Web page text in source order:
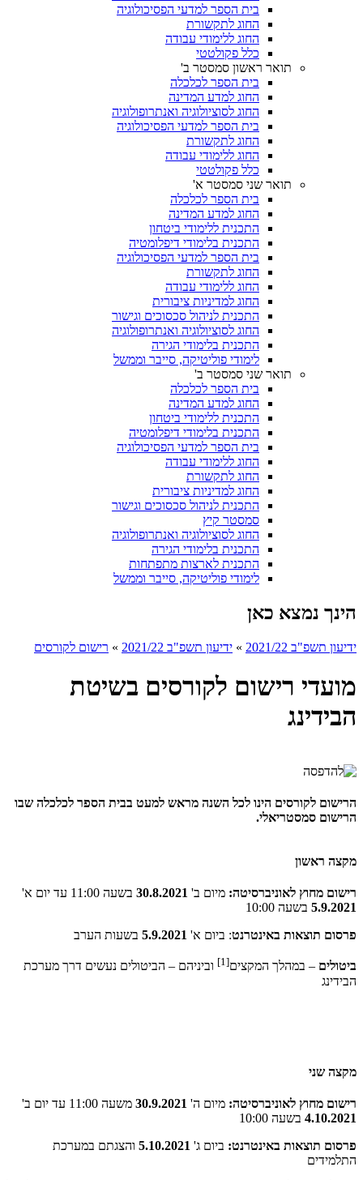
בית הספר למדעי הפסיכולוגיה
החוג לתקשורת
החוג ללימודי עבודה
כלל פקולטטי
תואר ראשון סמסטר ב'
בית הספר לכלכלה
החוג למדע המדינה
החוג לסוציולוגיה ואנתרופולוגיה
בית הספר למדעי הפסיכולוגיה
החוג לתקשורת
החוג ללימודי עבודה
כלל פקולטטי
תואר שני סמסטר א'
בית הספר לכלכלה
החוג למדע המדינה
התכנית ללימודי ביטחון
התכנית בלימודי דיפלומטיה
בית הספר למדעי הפסיכולוגיה
החוג לתקשורת
החוג ללימודי עבודה
החוג למדיניות ציבורית
התכנית לניהול סכסוכים וגישור
החוג לסוציולוגיה ואנתרופולוגיה
התכנית בלימודי הגירה
לימודי פוליטיקה, סייבר וממשל
תואר שני סמסטר ב'
בית הספר לכלכלה
החוג למדע המדינה
התכנית ללימודי ביטחון
התכנית בלימודי דיפלומטיה
בית הספר למדעי הפסיכולוגיה
החוג ללימודי עבודה
החוג לתקשורת
החוג למדיניות ציבורית
התכנית לניהול סכסוכים וגישור
סמסטר קיץ
החוג לסוציולוגיה ואנתרופולוגיה
התכנית בלימודי הגירה
התכנית לארצות מתפתחות
לימודי פוליטיקה, סייבר וממשל
הינך נמצא כאן
ידיעון תשפ"ב 2021/22 » ידיעון תשפ"ב 2021/22 » רישום לקורסים
מועדי רישום לקורסים בשיטת
הבידינג
הרישום לקורסים הינו לכל השנה מראש למעט בבית הספר לכלכלה שבו
הרישום סמסטריאלי.
מקצה ראשון
רישום מחוץ לאוניברסיטה: מיום ב' 30.8.2021 בשעה 11:00 עד יום א'
5.9.2021 בשעה 10:00
פרסום תוצאות באינטרנט: ביום א' 5.9.2021 בשעות הערב
ביטולים – במהלך המקצים[1]
וביניהם – הביטולים נעשים דרך מערכת
הבידינג
מקצה שני
רישום מחוץ לאוניברסיטה: מיום ה' 30.9.2021 משעה 11:00 עד יום ב'
4.10.2021 בשעה 10:00
פרסום תוצאות באינטרנט: ביום ג' 5.10.2021 והצגתם במערכת
התלמידים